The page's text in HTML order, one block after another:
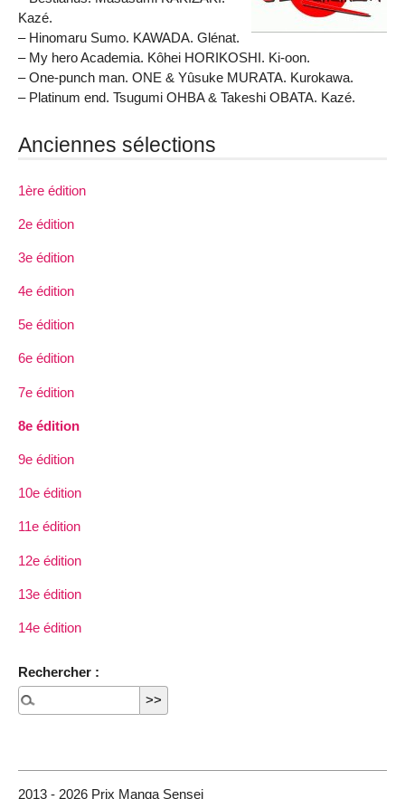
Kazé.
– Hinomaru Sumo. KAWADA. Glénat.
– My hero Academia. Kôhei HORIKOSHI. Ki-oon.
– One-punch man. ONE & Yûsuke MURATA. Kurokawa.
– Platinum end. Tsugumi OHBA & Takeshi OBATA. Kazé.
Anciennes sélections
1ère édition
2e édition
3e édition
4e édition
5e édition
6e édition
7e édition
8e édition
9e édition
10e édition
11e édition
12e édition
13e édition
14e édition
Rechercher :
2013 - 2026 Prix Manga Sensei